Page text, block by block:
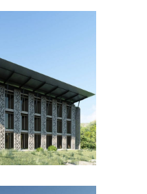
Dramaga